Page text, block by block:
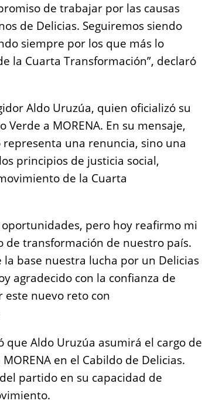
de trabajar por las causas
de Delicias. Seguiremos siendo
siempre por los que más lo
la Cuarta Transformación”, declaró
Aldo Uruzúa, quien oficializó su
a MORENA. En su mensaje,
una renuncia, sino una
principios de justicia social,
de la Cuarta
pero hoy reafirmo mi
de transformación de nuestro país.
base nuestra lucha por un Delicias
agradecido con la confianza de
este nuevo reto con
Aldo Uruzúa asumirá el cargo de
en el Cabildo de Delicias.
partido en su capacidad de